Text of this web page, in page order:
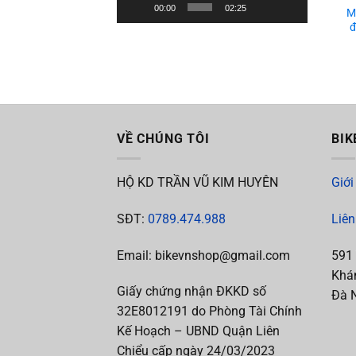
00:00 02:25
VỀ CHÚNG TÔI
HỘ KD TRẦN VŨ KIM HUYÊN
SĐT: 0789.474.988
Email: bikevnshop@gmail.com
Giấy chứng nhận ĐKKD số
32E8012191 do Phòng Tài Chính
Kế Hoạch – UBND Quận Liên
Chiểu cấp ngày 24/03/2023
591
Đà